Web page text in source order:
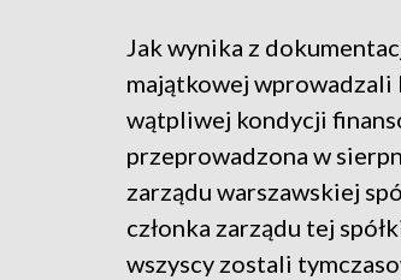
Jak wynika z
majątkowej wprowadzali
wątpliwej kondycji
przeprowadzona w
zarządu warszawskiej
członka zarządu tej
wszyscy zostali